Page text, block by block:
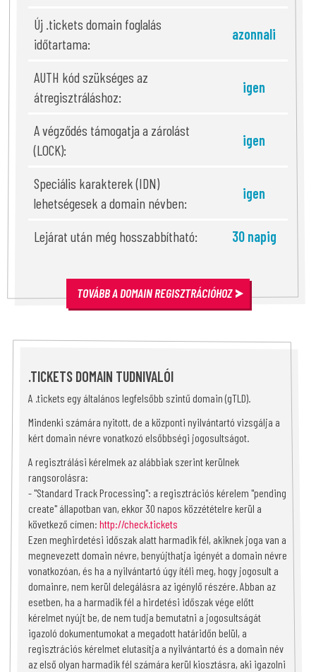
Új .tickets domain foglalás
időtartama:
azonnali
AUTH kód szükséges az
átregisztráláshoz:
igen
A végződés támogatja a zárolást
(LOCK):
igen
Speciális karakterek (IDN)
lehetségesek a domain névben:
igen
Lejárat után még hosszabbítható: 30 napig
TOVÁBB A DOMAIN REGISZTRÁCIÓHOZ
.TICKETS DOMAIN TUDNIVALÓI
A .tickets egy általános legfelsőbb szintű domain (gTLD).
Mindenki számára nyitott, de a központi nyilvántartó vizsgálja a
kért domain névre vonatkozó elsőbbségi jogosultságot.
A regisztrálási kérelmek az alábbiak szerint kerülnek
rangsorolásra:
- "Standard Track Processing": a regisztrációs kérelem "pending
create" állapotban van, ekkor 30 napos közzétételre kerül a
következő címen: http://check.tickets
Ezen meghirdetési időszak alatt harmadik fél, akiknek joga van a
megnevezett domain névre, benyújthatja igényét a domain névre
vonatkozóan, és ha a nyilvántartó úgy ítéli meg, hogy jogosult a
domainre, nem kerül delegálásra az igénylő részére. Abban az
esetben, ha a harmadik fél a hirdetési időszak vége előtt
kérelmet nyújt be, de nem tudja bemutatni a jogosultságát
igazoló dokumentumokat a megadott határidőn belül, a
regisztrációs kérelmet elutasítja a nyilvántartó és a domain név
az első olyan harmadik fél számára kerül kiosztásra, aki igazolni